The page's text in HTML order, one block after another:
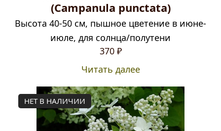
(Campanula punctata)
Высота 40-50 см, пышное цветение в июне-
июле, для солнца/полутени
370 ₽
Читать далее
НЕТ В НАЛИЧИИ